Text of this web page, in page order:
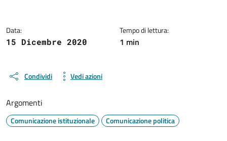
Data:
15 Dicembre 2020
Tempo di lettura:
1 min
Condividi Vedi azioni
Argomenti
Comunicazione istituzionale Comunicazione politica